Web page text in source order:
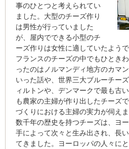
事のひとつと考えられてい
ました。大型のチーズ作り
は男性が行っていました
が、屋内でできる小型のチ
ーズ作りは女性に適していたようで
フランスのチーズの中でもひとき
ったのはノルマンディ地方のカマ
いった話や、世界三大ブルーチー
ィルトンや、デンマークで最も古
も農家の主婦が作り出したチーズ
づくりにおける主婦の実力が伺えま
数千年の歴史を持つチーズは、ヨ
手によって次々と生み出され、長
てきました。ヨーロッパの人々に